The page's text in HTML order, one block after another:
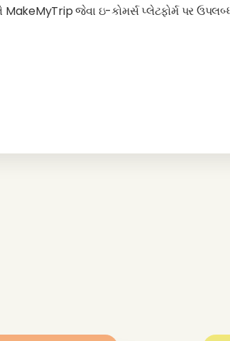
જેવા ઇ-કોમર્સ પ્લેટફોર્મ પર